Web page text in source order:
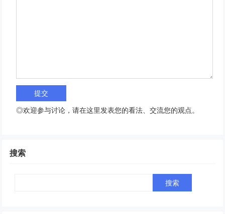
◎欢迎参与讨论，请在这里发表您的看法、交流您的观点。
搜索
Search